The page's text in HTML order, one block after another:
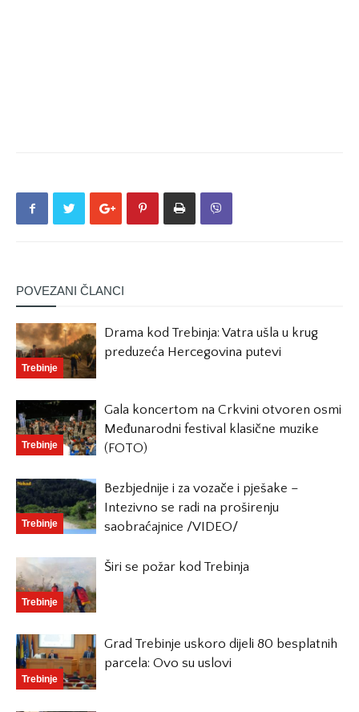
POVEZANI ČLANCI
Trebinje
Drama kod Trebinja: Vatra ušla u krug
preduzeća Hercegovina putevi
Trebinje
Gala koncertom na Crkvini otvoren osmi
Međunarodni festival klasične muzike
(FOTO)
Trebinje
Bezbjednije i za vozače i pješake –
Intezivno se radi na proširenju
saobraćajnice /VIDEO/
Trebinje
Širi se požar kod Trebinja
Trebinje
Grad Trebinje uskoro dijeli 80 besplatnih
parcela: Ovo su uslovi